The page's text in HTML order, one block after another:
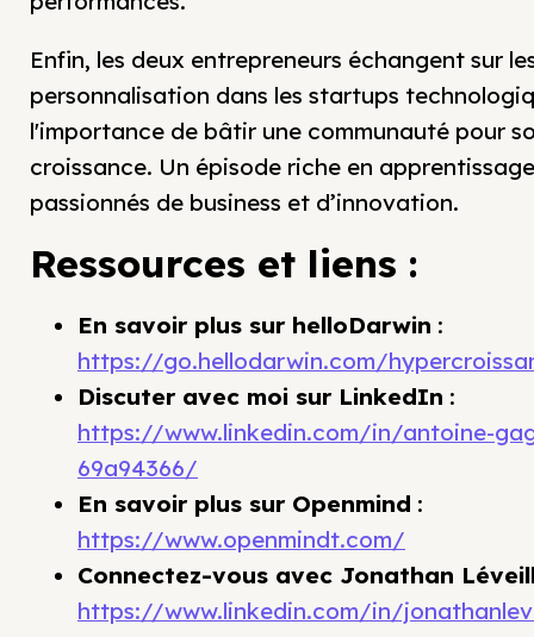
Enfin, les deux entrepreneurs échangent sur
personnalisation dans les startups
l'importance de bâtir une communauté pour
croissance. Un épisode riche en
passionnés de business et d’innovation.
Ressources et liens :
En savoir plus sur helloDarwin :
https://go.hellodarwin.com/
Discuter avec moi sur LinkedIn :
https://www.linkedin.com/in/antoine-
69a94366/
En savoir plus sur Openmind :
https://www.openmindt.com/
Connectez-vous avec Jonathan
https://www.linkedin.com/in/